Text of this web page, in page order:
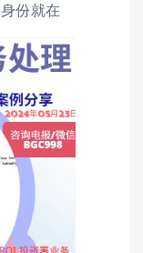
份就在